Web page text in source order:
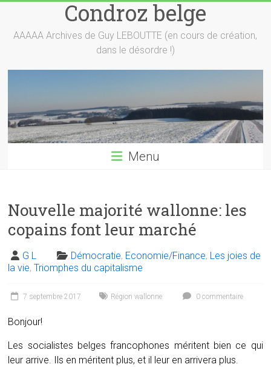
content
Condroz belge
AAAAA Archives de Guy LEBOUTTE (en cours de création,
dans le désordre !)
Menu
Nouvelle majorité wallonne: les
copains font leur marché
G L Démocratie, Economie/Finance, Les joies de
la vie,Triomphes du capitalisme
7 septembre 2017 Région wallonne 0 commentaire
Bonjour!
Les socialistes belges francophones méritent bien ce qui
leur arrive. Ils en méritent plus, et il leur en arrivera plus.